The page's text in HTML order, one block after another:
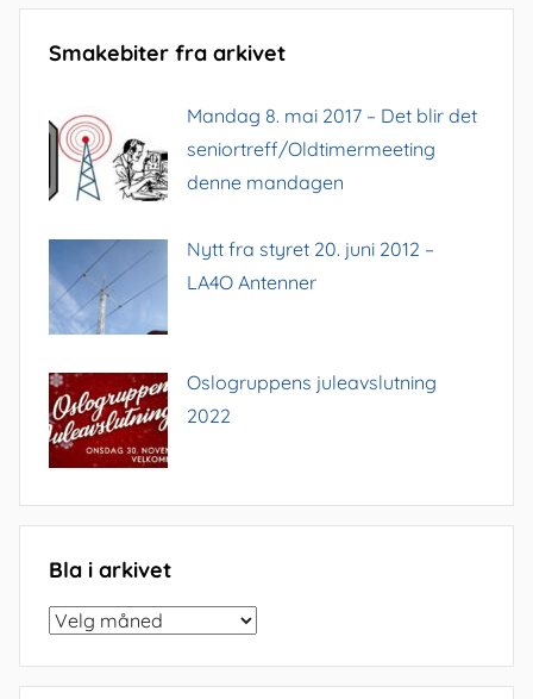
Smakebiter fra arkivet
Mandag 8. mai 2017 – Det blir det
seniortreff/Oldtimermeeting
denne mandagen
Nytt fra styret 20. juni 2012 –
LA4O Antenner
Oslogruppens juleavslutning
2022
Bla i arkivet
Bla
arkivet